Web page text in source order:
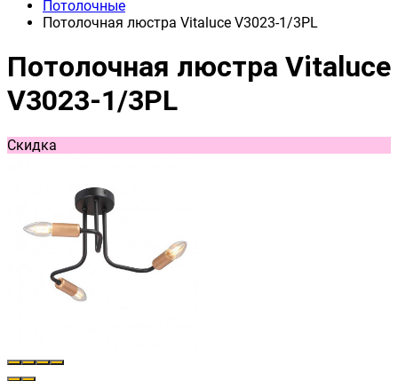
Потолочные
Потолочная люстра Vitaluce V3023-1/3PL
Потолочная люстра Vitaluce
V3023-1/3PL
Скидка